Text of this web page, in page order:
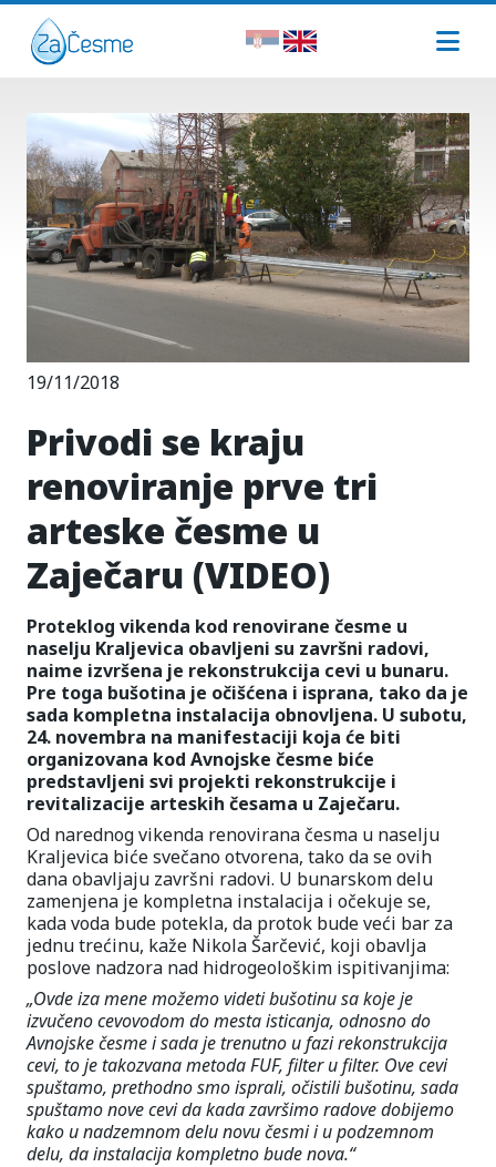
19/11/2018
Privodi se kraju
renoviranje prve tri
arteske česme u
Zaječaru (VIDEO)
Proteklog vikenda kod renovirane česme u
naselju Kraljevica obavljeni su završni radovi,
naime izvršena je rekonstrukcija cevi u bunaru.
Pre toga bušotina je očišćena i isprana, tako da je
sada kompletna instalacija obnovljena. U subotu,
24. novembra na manifestaciji koja će biti
organizovana kod Avnojske česme biće
predstavljeni svi projekti rekonstrukcije i
revitalizacije arteskih česama u Zaječaru.
Od narednog vikenda renovirana česma u naselju
Kraljevica biće svečano otvorena, tako da se ovih
dana obavljaju završni radovi. U bunarskom delu
zamenjena je kompletna instalacija i očekuje se,
kada voda bude potekla, da protok bude veći bar za
jednu trećinu, kaže Nikola Šarčević, koji obavlja
poslove nadzora nad hidrogeološkim ispitivanjima:
„Ovde iza mene možemo videti bušotinu sa koje je
izvučeno cevovodom do mesta isticanja, odnosno do
Avnojske česme i sada je trenutno u fazi rekonstrukcija
cevi, to je takozvana metoda FUF, filter u filter. Ove cevi
spuštamo, prethodno smo isprali, očistili bušotinu, sada
spuštamo nove cevi da kada završimo radove dobijemo
kako u nadzemnom delu novu česmi i u podzemnom
delu, da instalacija kompletno bude nova.“